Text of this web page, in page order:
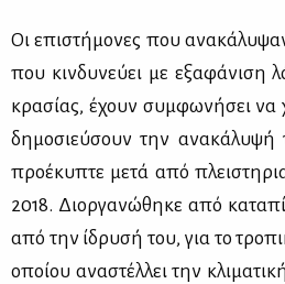
Οι επι­στή­μο­νες που
που κιν­δυ­νεύ­ει με εξα­φά­νι­ση
κρα­σί­ας, έχουν συμ­φω­νή­σει να
δη­μο­σιεύ­σουν την
προ­έ­κυ­πτε με­τά από
2018. Διορ­γα­νώ­θη­κε από
από την ίδρυ­σή του, για το
οποί­ου ανα­στέλ­λει την